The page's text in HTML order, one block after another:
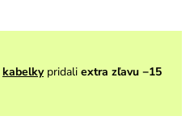
kabelky pridali extra zľavu −15